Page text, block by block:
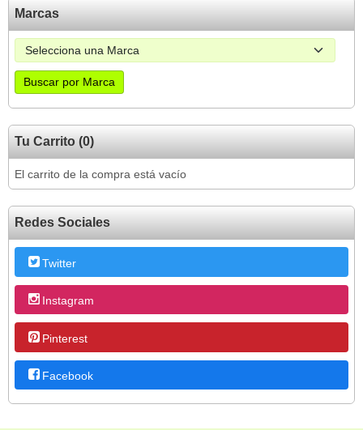
Marcas
Tu Carrito (0)
El carrito de la compra está vacío
Redes Sociales
Twitter
Instagram
Pinterest
Facebook